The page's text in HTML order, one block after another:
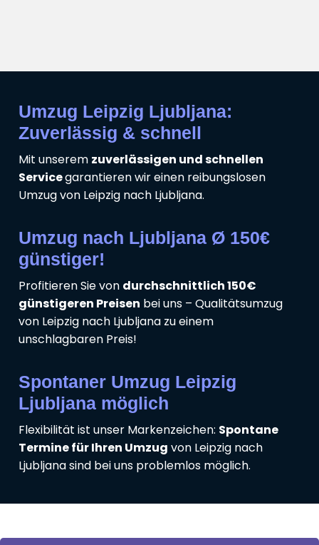
Umzug Leipzig Ljubljana:
Zuverlässig & schnell
Mit unserem zuverlässigen und schnellen
Servicegarantieren wir einen reibungslosen
Umzug von Leipzig nach Ljubljana.
Umzug nach Ljubljana Ø 150€
günstiger!
Profitieren Sie von durchschnittlich 150€
günstigeren Preisen bei uns – Qualitätsumzug
von Leipzig nach Ljubljana zu einem
unschlagbaren Preis!
Spontaner Umzug Leipzig
Ljubljana möglich
Flexibilität ist unser Markenzeichen: Spontane
Termine für Ihren Umzug von Leipzig nach
Ljubljana sind bei uns problemlos möglich.